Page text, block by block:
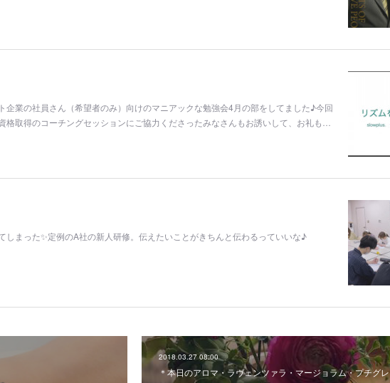
企業の社員さん（希望者のみ）向けのマニアックな勉強会4月の部をしてました♪今回
格取得のコーチングセッションにご協力くださったみなさんもお誘いして、お礼も…
しまった✨定例のA社の新人研修。伝えたいことがきちんと伝わるっていいな♪
2018.03.27 08:00
＊本日のアロマ・ラヴェンツァラ・マージョラム・プチグ